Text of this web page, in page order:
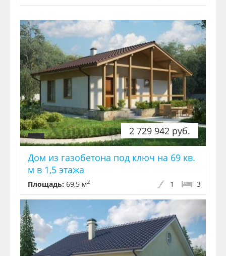
2 729 942 руб.
Дом из газобетона под ключ на 69 кв.
м в 1,5 этажа
Площадь: 69,5 м2 3
1